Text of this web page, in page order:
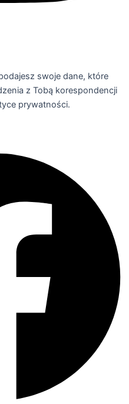
swoje dane, które
z Tobą korespondencji
prywatności.